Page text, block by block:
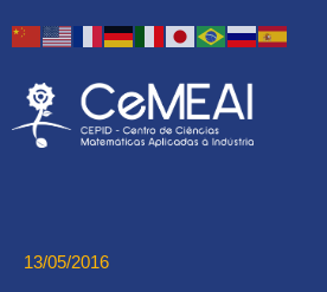
13/05/2016